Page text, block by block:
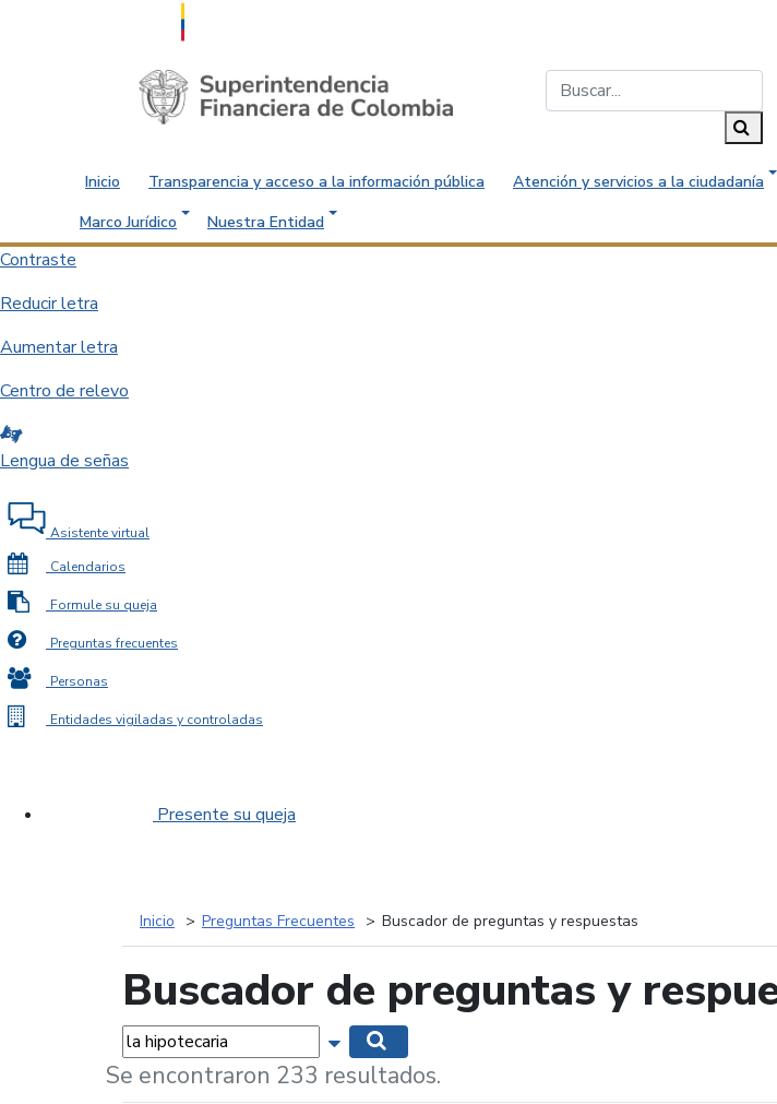
Saltar al contenido principal
Inicio Transparencia y acceso a la información pública Atención y servicios a la ciudadanía
Marco Jurídico
Nuestra Entidad
Contraste
Reducir letra
Aumentar letra
Centro de relevo
Lengua de señas
Asistente virtual
Calendarios
Formule su queja
Preguntas frecuentes
Personas
Entidades vigiladas y controladas
Presente su queja
Inicio Preguntas Frecuentes Buscador de preguntas y respuestas
Buscador de preguntas y
Palabras... Mostrar opciones de búsqueda
Se encontraron 233 resultados.